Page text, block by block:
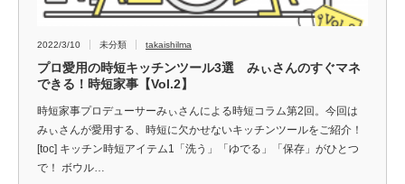
2022/3/10 未分類 takaishilma
プロ愛用の時短キッチンツール3選 みぃさんのすぐマネ
できる！時短家事【Vol.2】
時短家事プロデューサーみぃさんによる時短コラム第2回。今回は
みぃさんが愛用する、時短に欠かせないキッチンツールをご紹介！
[toc] キッチン時短アイテム1「洗う」「ゆでる」「保存」がひとつ
で！ ボウル…